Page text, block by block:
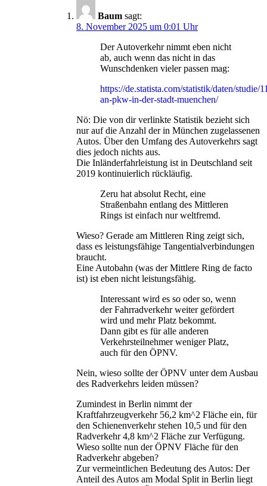
Baum sagt:
8. November 2025 um 0:01 Uhr
Der Autoverkehr nimmt eben nicht
ab, auch wenn das nicht in das
Wunschdenken vieler passen mag:
https://de.statista.com/statistik/daten/studie/
an-pkw-in-der-stadt-muenchen/
Nö: Die von dir verlinkte Statistik bezieht sich
nur auf die Anzahl der in München zugelassenen
Autos. Über den Umfang des Autoverkehrs sagt
dies jedoch nichts aus.
Die Inländerfahrleistung ist in Deutschland seit
2019 kontinuierlich rückläufig.
Zeru hat absolut Recht, eine
Straßenbahn entlang des Mittleren
Rings ist einfach nur weltfremd.
Wieso? Gerade am Mittleren Ring zeigt sich,
dass es leistungsfähige Tangentialverbindungen
braucht.
Eine Autobahn (was der Mittlere Ring de facto
ist) ist eben nicht leistungsfähig.
Interessant wird es so oder so, wenn
der Fahrradverkehr weiter gefördert
wird und mehr Platz bekommt.
Dann gibt es für alle anderen
Verkehrsteilnehmer weniger Platz,
auch für den ÖPNV.
Nein, wieso sollte der ÖPNV unter dem Ausbau
des Radverkehrs leiden müssen?
Zumindest in Berlin nimmt der
Kraftfahrzeugverkehr 56,2 km^2 Fläche ein, für
den Schienenverkehr stehen 10,5 und für den
Radverkehr 4,8 km^2 Fläche zur Verfügung.
Wieso sollte nun der ÖPNV Fläche für den
Radverkehr abgeben?
Zur vermeintlichen Bedeutung des Autos: Der
Anteil des Autos am Modal Split in Berlin liegt